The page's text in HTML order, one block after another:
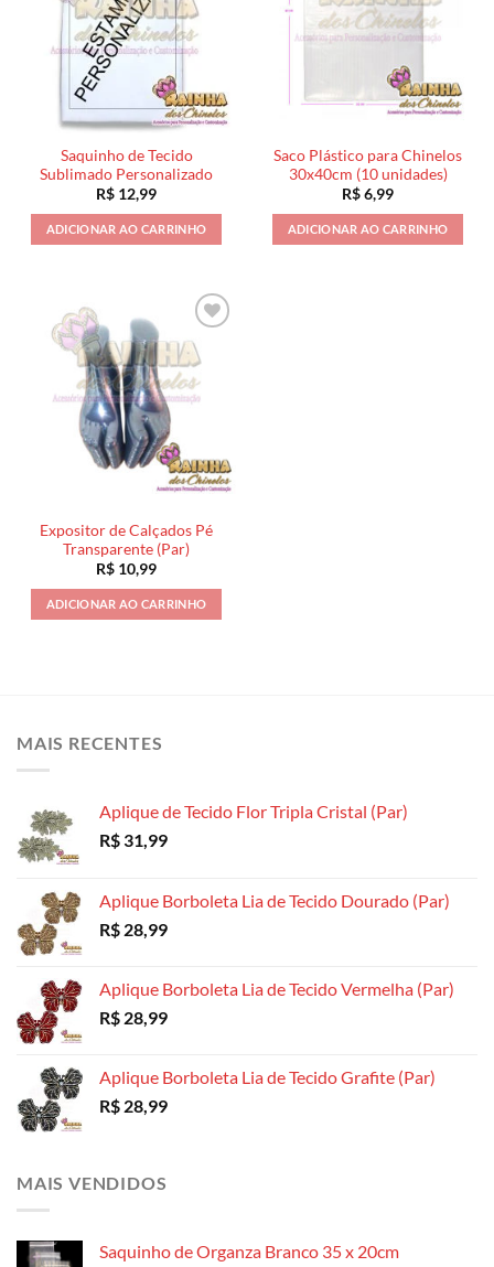
Saquinho de Tecido
Sublimado Personalizado
R$ 12,99
ADICIONAR AO CARRINHO
Saco Plástico para Chinelos
30x40cm (10 unidades)
R$6,99
ADICIONAR AO CARRINHO
Expositor de Calçados Pé
Transparente (Par)
R$ 10,99
ADICIONAR AO CARRINHO
MAIS RECENTES
Aplique de Tecido Flor Tripla Cristal (Par)
R$ 31,99
Aplique Borboleta Lia de Tecido Dourado (Par)
R$ 28,99
Aplique Borboleta Lia de Tecido Vermelha (Par)
R$ 28,99
Aplique Borboleta Lia de Tecido Grafite (Par)
R$ 28,99
MAIS VENDIDOS
Saquinho de Organza Branco 35 x 20cm